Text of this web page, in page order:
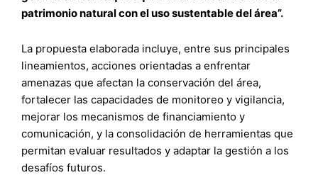
patrimonio natural con el uso sustentable del área”.
La propuesta elaborada incluye, entre sus principales
lineamientos, acciones orientadas a enfrentar
amenazas que afectan la conservación del área,
fortalecer las capacidades de monitoreo y vigilancia,
mejorar los mecanismos de financiamiento y
comunicación, y la consolidación de herramientas que
permitan evaluar resultados y adaptar la gestión a los
desafíos futuros.